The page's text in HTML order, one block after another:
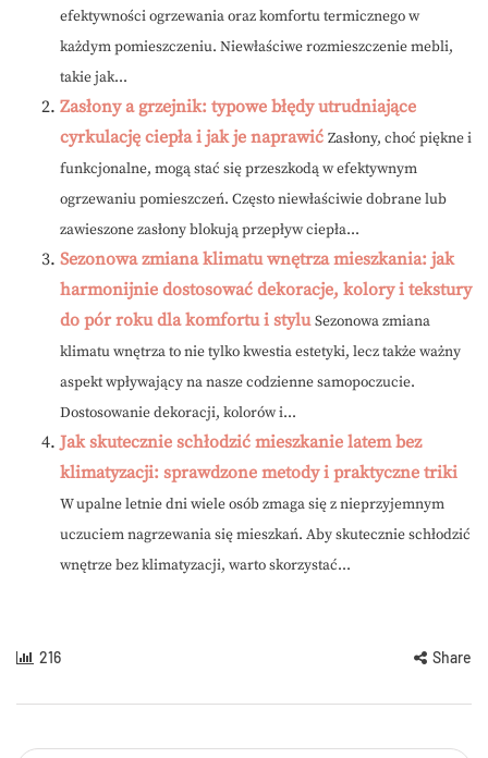
efektywności ogrzewania oraz komfortu termicznego w
każdym pomieszczeniu. Niewłaściwe rozmieszczenie mebli,
takie jak...
Zasłony a grzejnik: typowe błędy utrudniające
cyrkulację ciepła i jak je naprawić Zasłony, choć piękne i
funkcjonalne, mogą stać się przeszkodą w efektywnym
ogrzewaniu pomieszczeń. Często niewłaściwie dobrane lub
zawieszone zasłony blokują przepływ ciepła...
Sezonowa zmiana klimatu wnętrza mieszkania: jak
harmonijnie dostosować dekoracje, kolory i tekstury
do pór roku dla komfortu i stylu Sezonowa zmiana
klimatu wnętrza to nie tylko kwestia estetyki, lecz także ważny
aspekt wpływający na nasze codzienne samopoczucie.
Dostosowanie dekoracji, kolorów i...
Jak skutecznie schłodzić mieszkanie latem bez
klimatyzacji: sprawdzone metody i praktyczne triki
W upalne letnie dni wiele osób zmaga się z nieprzyjemnym
uczuciem nagrzewania się mieszkań. Aby skutecznie schłodzić
wnętrze bez klimatyzacji, warto skorzystać...
216 Share